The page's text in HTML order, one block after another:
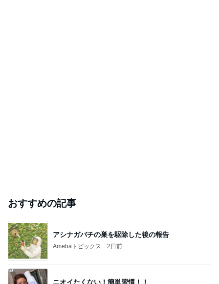
おすすめの記事
アシナガバチの巣を駆除した後の報告
Amebaトピックス 2日前
ニオイたくない！簡単習慣！！